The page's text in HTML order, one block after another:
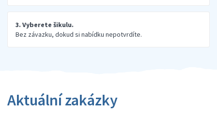
3. Vyberete šikulu.
Bez závazku, dokud si nabídku nepotvrdíte.
Aktuální zakázky